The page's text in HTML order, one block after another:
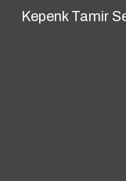
Kepenk Tamir